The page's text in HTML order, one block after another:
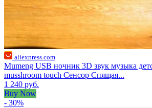
aliexpress.com
Mumeng USB ночник 3D звук музыка
musshroom touch Сенсор Спящая...
1 240 руб.
Buy Now
- 30%